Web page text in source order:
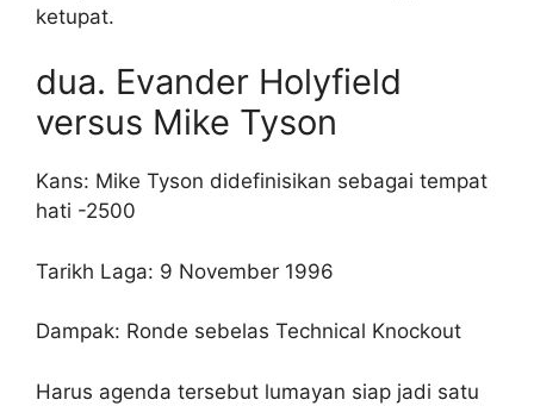
ketupat.
dua. Evander Holyfield
versus Mike Tyson
Kans: Mike Tyson didefinisikan sebagai tempat
hati -2500
Tarikh Laga: 9 November 1996
Dampak: Ronde sebelas Technical Knockout
Harus agenda tersebut lumayan siap jadi satu